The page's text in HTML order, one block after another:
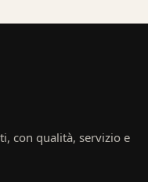
con qualità, servizio e